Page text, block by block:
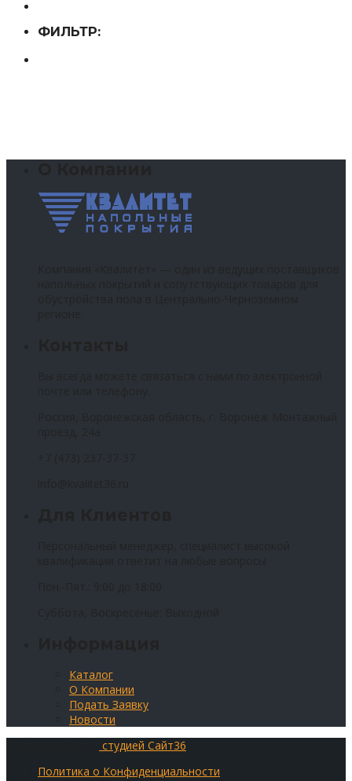
ФИЛЬТР:
Каталог
О Компании
Подать Заявку
Новости
студией Сайт36
Политика о Конфиденциальности